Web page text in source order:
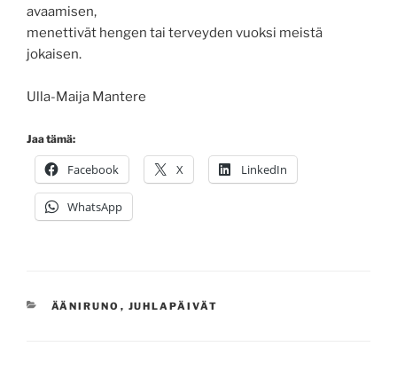
avaamisen,
menettivät hengen tai terveyden vuoksi meistä
jokaisen.
Ulla-Maija Mantere
Jaa tämä:
Facebook X LinkedIn
WhatsApp
KATEGORIAT
ÄÄNIRUNO , JUHLAPÄIVÄT